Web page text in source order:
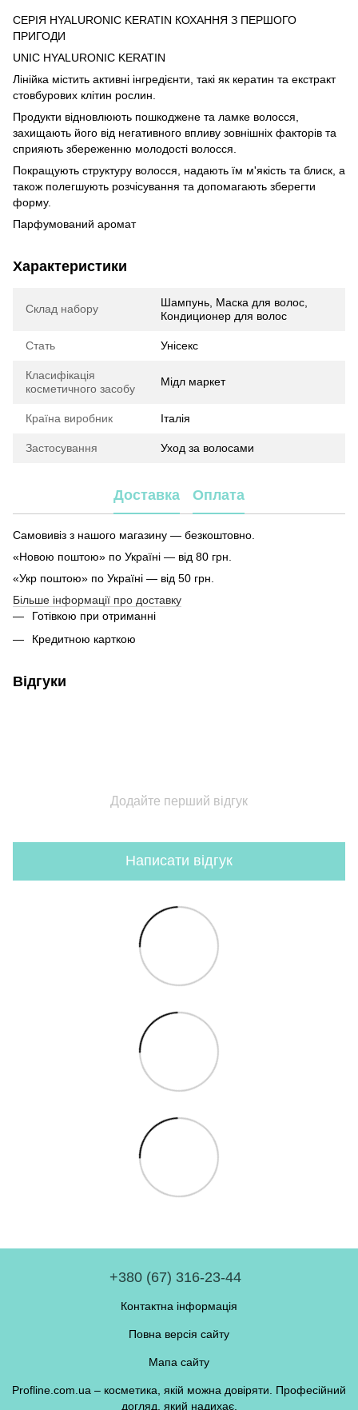
СЕРІЯ HYALURONIC KERATIN КОХАННЯ З ПЕРШОГО
ПРИГОДИ
UNIC HYALURONIC KERATIN
Лінійка містить активні інгредієнти, такі як кератин та екстракт
стовбурових клітин рослин.
Продукти відновлюють пошкоджене та ламке волосся,
захищають його від негативного впливу зовнішніх факторів та
сприяють збереженню молодості волосся.
Покращують структуру волосся, надають їм м'якість та блиск, а
також полегшують розчісування та допомагають зберегти
форму.
Парфумований аромат
Характеристики
Склад набору
Шампунь, Маска для волос,
Кондиционер для волос
Стать Унісекс
Класифікація
косметичного засобу
Мідл маркет
Країна виробник Італія
Застосування Уход за волосами
Доставка Оплата
Самовивіз з нашого магазину — безкоштовно.
«Новою поштою» по Україні — від 80 грн.
«Укр поштою» по Україні — від 50 грн.
Більше інформації про доставку
Готівкою при отриманні
Кредитною карткою
Відгуки
Додайте перший відгук
Написати відгук
+380 (67) 316-23-44
Контактна інформація
Повна версія сайту
Мапа сайту
Profline.com.ua – косметика, якій можна довіряти. Професійний
догляд, який надихає.